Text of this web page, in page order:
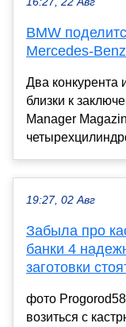
BMW
Mercedes-Benz
Два конкурента
близки к
Manager
19:27, 02 Авг
Забыла про
банки 4
заготовки
фото Progorod58
возиться с